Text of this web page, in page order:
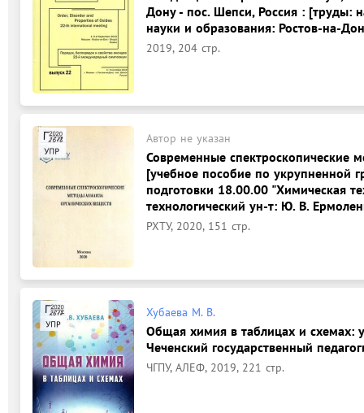
Дону - пос. Шепси, Россия :
науки и образования: Ростов-на-
2019, 204 стр.
Автор не указан
Современные спектроскопические
[учебное пособие по укрупненной
подготовки 18.00.00 "Химическая
технологический ун-т: Ю. В.
РХТУ, 2020, 151 стр.
Хубаева М. В.
Общая химия в таблицах и схемах:
Чеченский государственный
ЧГПУ, АЛЕФ, 2019, 221 стр.